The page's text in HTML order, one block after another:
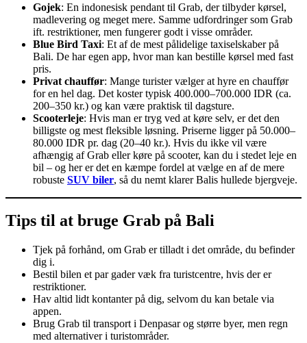
Gojek: En indonesisk pendant til Grab, der tilbyder kørsel,
madlevering og meget mere. Samme udfordringer som Grab
ift. restriktioner, men fungerer godt i visse områder.
Blue Bird Taxi: Et af de mest pålidelige taxiselskaber på
Bali. De har egen app, hvor man kan bestille kørsel med fast
pris.
Privat chauffør: Mange turister vælger at hyre en chauffør
for en hel dag. Det koster typisk 400.000–700.000 IDR (ca.
200–350 kr.) og kan være praktisk til dagsture.
Scooterleje: Hvis man er tryg ved at køre selv, er det den
billigste og mest fleksible løsning. Priserne ligger på 50.000–
80.000 IDR pr. dag (20–40 kr.). Hvis du ikke vil være
afhængig af Grab eller køre på scooter, kan du i stedet leje en
bil – og her er det en kæmpe fordel at vælge en af de mere
robuste SUV biler, så du nemt klarer Balis hullede bjergveje.
Tips til at bruge Grab på Bali
Tjek på forhånd, om Grab er tilladt i det område, du befinder
dig i.
Bestil bilen et par gader væk fra turistcentre, hvis der er
restriktioner.
Hav altid lidt kontanter på dig, selvom du kan betale via
appen.
Brug Grab til transport i Denpasar og større byer, men regn
med alternativer i turistområder.